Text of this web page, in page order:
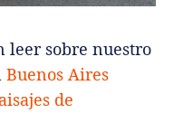
leer sobre nuestro
Buenos Aires
de